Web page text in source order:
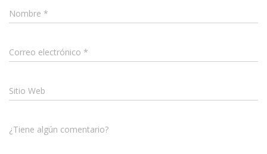
Nombre *
Correo electrónico *
Sitio Web
¿Tiene algún comentario?